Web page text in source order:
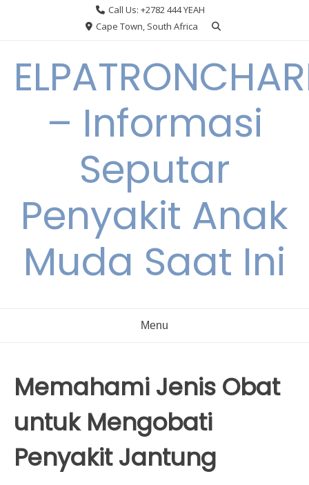
Call Us: +2782 444 YEAH
Cape Town, South Africa
– Informasi
Seputar
Penyakit Anak
Muda Saat Ini
Menu
Memahami Jenis Obat
untuk Mengobati
Penyakit Jantung